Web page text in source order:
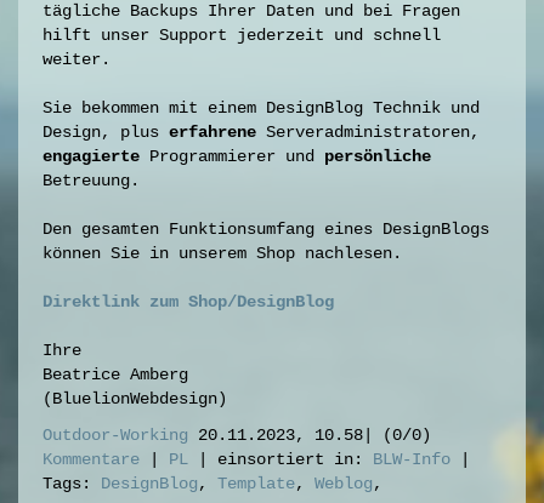
tägliche Backups Ihrer Daten und bei Fragen
hilft unser Support jederzeit und schnell
weiter.
Sie bekommen mit einem DesignBlog Technik und
Design, plus erfahrene Serveradministratoren,
engagierte Programmierer und persönliche
Betreuung.
Den gesamten Funktionsumfang eines DesignBlogs
können Sie in unserem Shop nachlesen.
Direktlink zum Shop/DesignBlog
Ihre
Beatrice Amberg
(BluelionWebdesign)
Outdoor-Working
20.11.2023, 10.58
(0/0)
Kommentare
PL einsortiert in: BLW-Info
Tags:
DesignBlog, Template, Weblog,